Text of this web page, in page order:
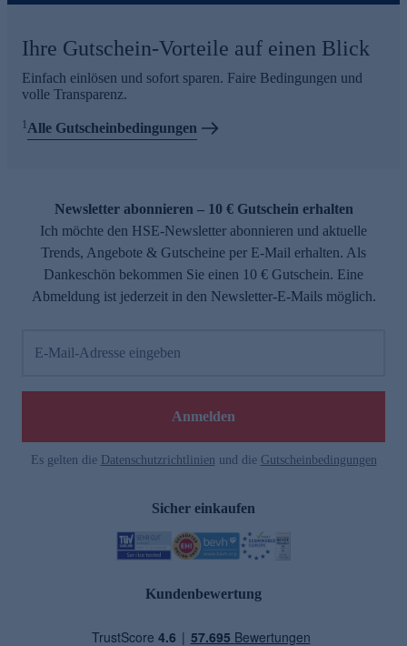
Ihre Gutschein-Vorteile auf einen Blick
Einfach einlösen und sofort sparen. Faire Bedingungen und
volle Transparenz.
1Alle Gutscheinbedingungen
Newsletter abonnieren – 10 € Gutschein erhalten
Ich möchte den HSE-Newsletter abonnieren und aktuelle
Trends, Angebote & Gutscheine per E-Mail erhalten. Als
Dankeschön bekommen Sie einen 10 € Gutschein. Eine
Abmeldung ist jederzeit in den Newsletter-E-Mails möglich.
E-Mail-Adresse eingeben
Anmelden
Es gelten die Datenschutzrichtlinien und die Gutscheinbedingungen
Sicher einkaufen
Kundenbewertung